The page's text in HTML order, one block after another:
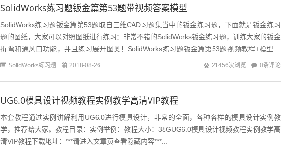
SolidWorks练习题钣金篇第53题带视频答案模型
SolidWorks练习题钣金篇第53题取自三维CAD习题集当中的钣金练习题，下面就是钣金练习
题的图纸，大家可以对照图纸进行练习：非常不错的SolidWorks钣金练习题，训练大家的钣金
折弯和通风口功能，并且练习展开图奥！SolidWorks练习题钣金篇第53题视频教程+模型下
载：***请进入文章页...
SolidWorks练习题 2018-08-26 21456次浏览 0条评论
UG6.0模具设计视频教程实例教学高清VIP教程
本套教程通过实例讲解利用UG6.0进行模具设计，非常的全面，各种各样的模具设计实例教
学，推荐给大家。教程目录：实例举例：教程大小：38GUG6.0模具设计视频教程实例教学高
清VIP教程下载地址：***请进入文章页查看隐藏内容***...